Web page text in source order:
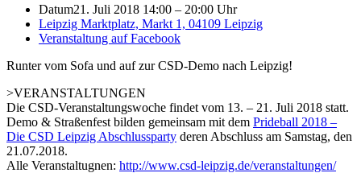
Datum21. Juli 2018 14:00 – 20:00 Uhr
Leipzig Marktplatz, Markt 1, 04109 Leipzig
Veranstaltung auf Facebook
Runter vom Sofa und auf zur CSD-Demo nach Leipzig!
>VERANSTALTUNGEN
Die CSD-Veranstaltungswoche findet vom 13. – 21. Juli 2018 statt.
Demo & Straßenfest bilden gemeinsam mit dem Prideball 2018 –
Die CSD Leipzig Abschlussparty deren Abschluss am Samstag, den
21.07.2018.
Alle Veranstaltugnen: http://www.csd-leipzig.de/veranstaltungen/